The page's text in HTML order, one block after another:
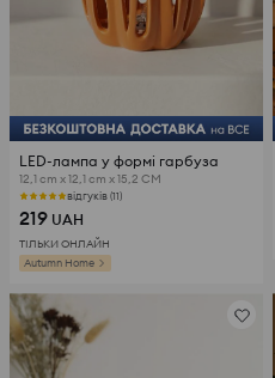
LED-лампа у формі гарбуза
12,1 cm x 12,1 cm x 15,2 CM
відгуків (11)
219 UAH
ТІЛЬКИ ОНЛАЙН
Autumn Home